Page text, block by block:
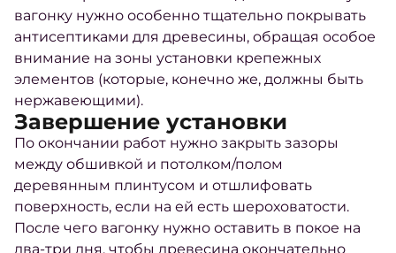
вагонку нужно особенно тщательно покрывать
антисептиками для древесины, обращая особое
внимание на зоны установки крепежных
элементов (которые, конечно же, должны быть
нержавеющими).
Завершение установки
По окончании работ нужно закрыть зазоры
между обшивкой и потолком/полом
деревянным плинтусом и отшлифовать
поверхность, если на ей есть шероховатости.
После чего вагонку нужно оставить в покое на
два-три дня, чтобы древесина окончательно